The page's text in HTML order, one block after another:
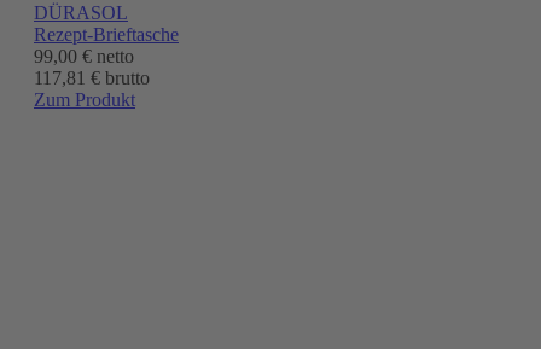
DÜRASOL
Rezept-Brieftasche
99,00 € netto
117,81 € brutto
Zum Produkt